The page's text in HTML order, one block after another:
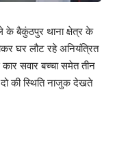
के बैकुंठपुर थाना क्षेत्र के
घर लौट रहे अनियंत्रित
सवार बच्चा समेत तीन
दो की स्थिति नाजुक देखते